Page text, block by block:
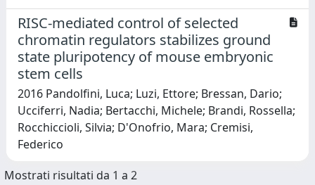
RISC-mediated control of selected
chromatin regulators stabilizes ground
state pluripotency of mouse embryonic
stem cells
2016 Pandolfini, Luca; Luzi, Ettore; Bressan, Dario;
Ucciferri, Nadia; Bertacchi, Michele; Brandi, Rossella;
Rocchiccioli, Silvia; D'Onofrio, Mara; Cremisi,
Federico
Mostrati risultati da 1 a 2